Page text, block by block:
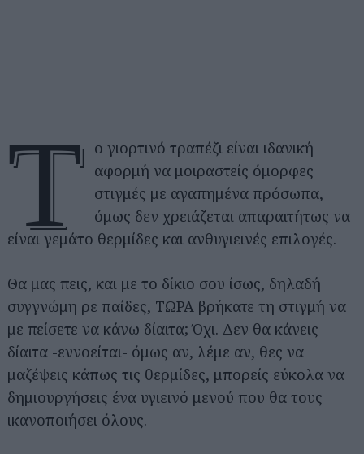
Τ
ο γιορτινό τραπέζι είναι ιδανική
αφορμή να μοιραστείς όμορφες
στιγμές με αγαπημένα πρόσωπα,
όμως δεν χρειάζεται απαραιτήτως να
είναι γεμάτο θερμίδες και ανθυγιεινές επιλογές.
Θα μας πεις, και με το δίκιο σου ίσως, δηλαδή
συγγνώμη ρε παίδες, ΤΩΡΑ βρήκατε τη στιγμή να
με πείσετε να κάνω δίαιτα; Όχι. Δεν θα κάνεις
δίαιτα -εννοείται- όμως αν, λέμε αν, θες να
μαζέψεις κάπως τις θερμίδες, μπορείς εύκολα να
δημιουργήσεις ένα υγιεινό μενού που θα τους
ικανοποιήσει όλους.